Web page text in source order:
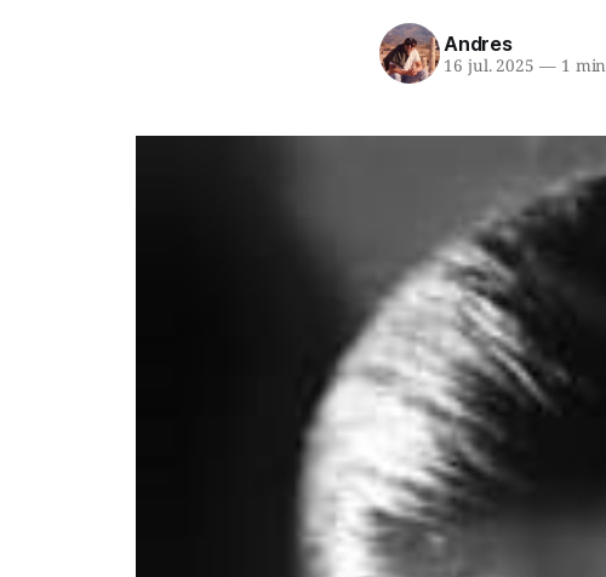
Andres
16 jul. 2025 —1